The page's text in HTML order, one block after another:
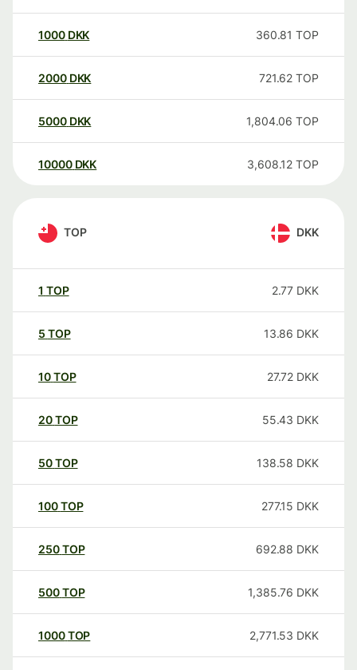
1000 DKK 360.81 TOP
2000 DKK 721.62 TOP
5000 DKK 1,804.06 TOP
10000 DKK 3,608.12 TOP
TOP DKK
1 TOP 2.77 DKK
5 TOP 13.86 DKK
10TOP 27.72 DKK
20TOP 55.43 DKK
50TOP 138.58 DKK
100TOP 277.15 DKK
250TOP 692.88 DKK
500TOP 1,385.76 DKK
1000TOP 2,771.53 DKK